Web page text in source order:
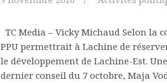
TC Media – Vicky Michaud Selon la
PPU permettrait à Lachine de
le développement de Lachine-Est.
dernier conseil du 7 octobre, Maja